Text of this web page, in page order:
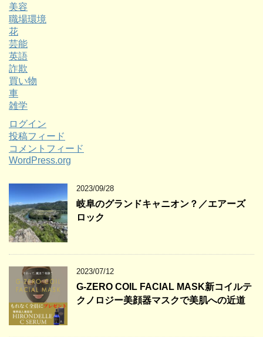
美容
職場環境
花
芸能
英語
詐欺
買い物
車
雑学
ログイン
投稿フィード
コメントフィード
WordPress.org
2023/09/28
岐阜のグランドキャニオン？／エアーズ
ロック
2023/07/12
G-ZERO COIL FACIAL MASK新コイルテ
クノロジー美顔器マスクで美肌への近道